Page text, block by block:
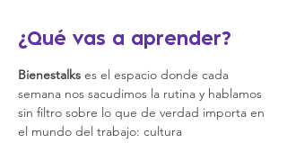
¿Qué vas a aprender?
Bienestalks es el espacio donde cada
semana nos sacudimos la rutina y hablamos
sin filtro sobre lo que de verdad importa en
el mundo del trabajo: cultura